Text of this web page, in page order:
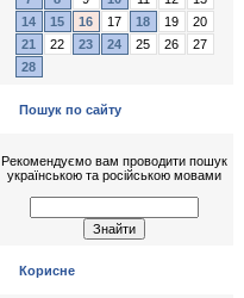
14
15 16 17 18 19
20
21
22 23 24 25 26
27
28
Пошук по сайту
Рекомендуємо вам проводити пошук
українською та російською мовами
Корисне